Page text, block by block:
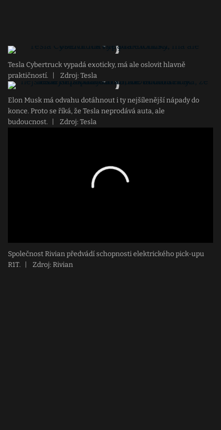
Tesla Cybertruck vypadá exoticky, má ale oslovit hlavně
praktičností.
Zdroj: Tesla
Elon Musk má odvahu dotáhnout i ty nejšílenější nápady do
konce. Proto se říká, že Tesla neprodává auta, ale
budoucnost.
Zdroj: Tesla
Společnost Rivian předvádí schopnosti elektrického pick-upu
R1T.
Zdroj: Rivian